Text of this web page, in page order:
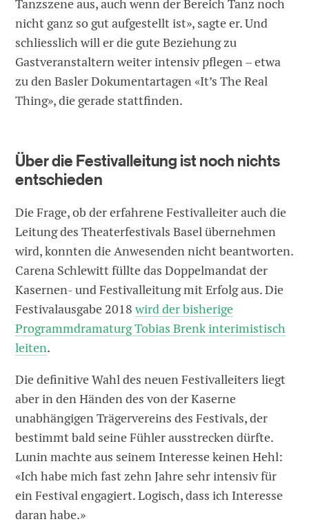
Tanzszene aus, auch wenn der Bereich Tanz noch
nicht ganz so gut aufgestellt ist», sagte er. Und
schliesslich will er die gute Beziehung zu
Gastveranstaltern weiter intensiv pflegen – etwa
zu den Basler Dokumentartagen «It’s The Real
Thing», die gerade stattfinden.
Über die Festivalleitung ist noch nichts
entschieden
Die Frage, ob der erfahrene Festivalleiter auch die
Leitung des Theaterfestivals Basel übernehmen
wird, konnten die Anwesenden nicht beantworten.
Carena Schlewitt füllte das Doppelmandat der
Kasernen- und Festivalleitung mit Erfolg aus. Die
Festivalausgabe 2018wird der bisherige
Programmdramaturg Tobias Brenk interimistisch
leiten.
Die definitive Wahl des neuen Festivalleiters liegt
aber in den Händen des von der Kaserne
unabhängigen Trägervereins des Festivals, der
bestimmt bald seine Fühler ausstrecken dürfte.
Lunin machte aus seinem Interesse keinen Hehl:
«Ich habe mich fast zehn Jahre sehr intensiv für
ein Festival engagiert. Logisch, dass ich Interesse
daran habe.»